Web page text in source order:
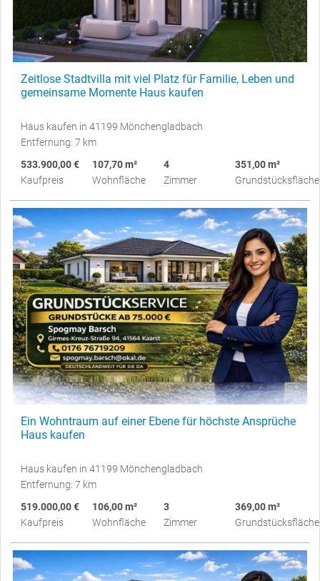
Zeitlose Stadtvilla mit viel Platz für Familie, Leben und
gemeinsame Momente Haus kaufen
Haus kaufen in 41199 Mönchengladbach
Entfernung: 7 km
533.900,00 €
Kaufpreis
107,70 m²
Wohnfläche
4
Zimmer
351,00 m²
Grundstücksfläche
Ein Wohntraum auf einer Ebene für höchste Ansprüche
Haus kaufen
Haus kaufen in 41199 Mönchengladbach
Entfernung: 7 km
519.000,00 €
Kaufpreis
106,00 m²
Wohnfläche
3
Zimmer
369,00 m²
Grundstücksfläche